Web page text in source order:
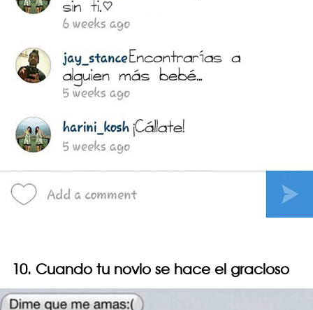
10. Cuando tu novio se hace el gracioso